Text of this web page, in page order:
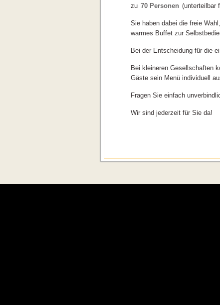
zu 70 Personen (unterteilbar
Sie haben dabei die freie
warmes Buffet zur
Bei der Entscheidung für die
Bei kleineren Gesellschaften
Gäste sein Menü individuell
Fragen Sie einfach
Wir sind jederzeit für Sie da!